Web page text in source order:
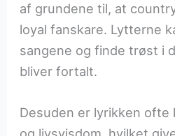
af grundene til, at
loyal fanskare. Lytterne
sangene og finde trøst i
bliver fortalt.
Desuden er lyrikken